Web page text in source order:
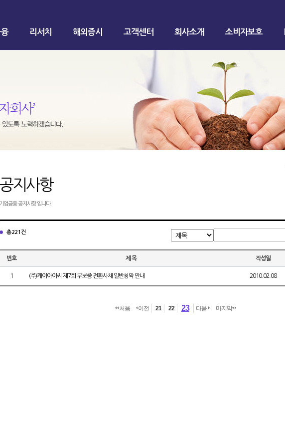
리서치 해외증시 고객센터 회사소개 소비자보호
공지사항
기업금융 공지사항 입니다.
총 221건
번호 제 목 작성일
1 (주)케이아이씨 제7회 무보증 전환사채 일반청약 안내 2010.02.08
처음 이전 21 22 23 다음 마지막